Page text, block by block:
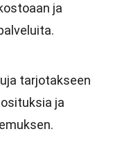
ja
tarjotakseen
ja